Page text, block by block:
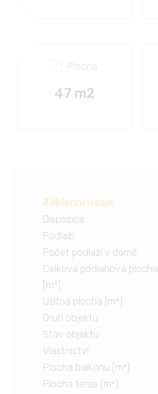
Plocha
47 m2
Základní údaje
Dispozice
Podlaží
Počet podlaží v domě
Celková podlahová plocha
[m²]
Užitná plocha [m²]
Druh objektu
Stav objektu
Vlastnictví
Plocha balkónu [m²]
Plocha teras [m²]